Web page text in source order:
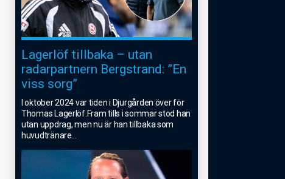
Lagerlöf tillbaka – utan
radarpartnern Bergstrand: ”En
viss sorg”
I oktober 2024 var tiden i Djurgården över för
Thomas Lagerlöf.Fram tills i sommar stod han
utan uppdrag, men nu är han tillbaka som
huvudtränare